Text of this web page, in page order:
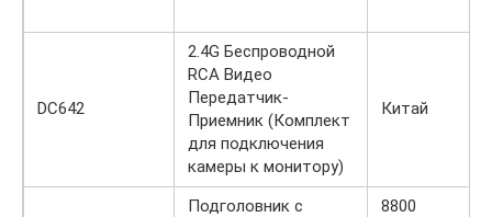
DC642
2.4G Беспроводной
RCA Видео
Передатчик-
Приемник (Комплект
для подключения
камеры к монитору)
Китай
Подголовник с
8800